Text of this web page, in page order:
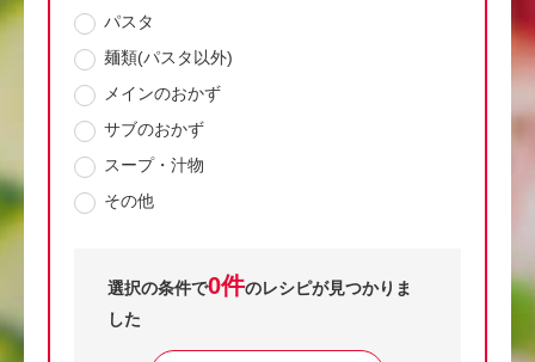
パスタ
麺類(パスタ以外)
メインのおかず
サブのおかず
スープ・汁物
その他
選択の条件で0件のレシピが見つかりま
した